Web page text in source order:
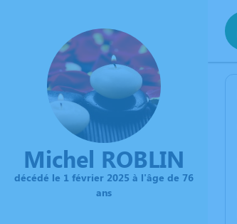
Michel ROBLIN
décédé le 1 février 2025 à l'âge de 76
ans